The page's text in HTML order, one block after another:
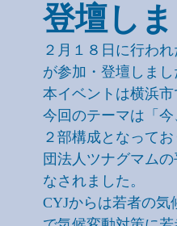
内部イベント登壇し
２月１８日に行わ
が参加・登壇しま
本イベントは横浜
今回のテーマは「
２部構成となって
団法人ツナグマム
なされました。
CYJからは若者の